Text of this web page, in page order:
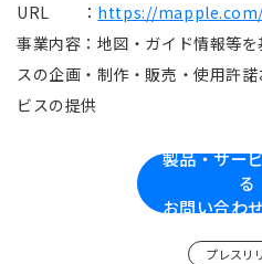
URL ： https://
事業内容：地図・ガイド情報等
スの企画・制作・販売・使用許
ビスの提供
製品・サー
る
お問い合わ
プレスリ